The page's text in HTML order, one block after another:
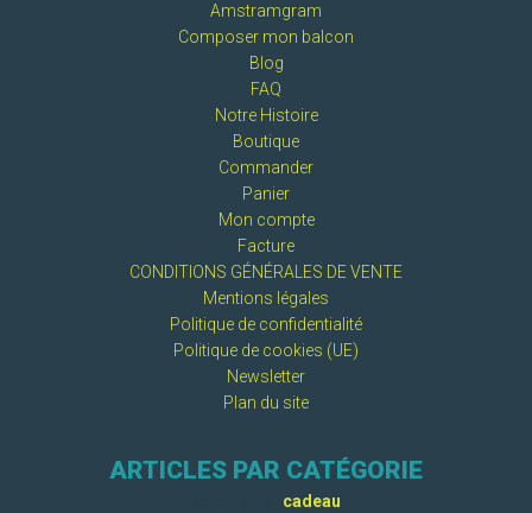
Amstramgram
Composer mon balcon
Blog
FAQ
Notre Histoire
Boutique
Commander
Panier
Mon compte
Facture
CONDITIONS GÉNÉRALES DE VENTE
Mentions légales
Politique de confidentialité
Politique de cookies (UE)
Newsletter
Plan du site
ARTICLES PAR CATÉGORIE
cadeau